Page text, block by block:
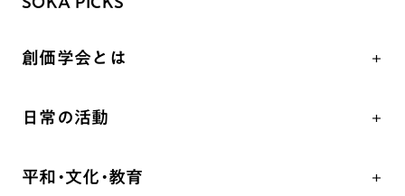
創価学会とは
祈り
日常の活動
平和・文化・教育